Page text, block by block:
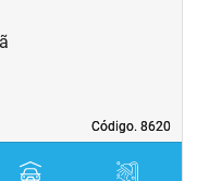
Código. 8620
Código. 8620